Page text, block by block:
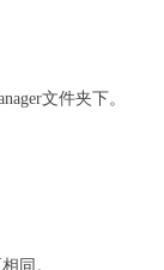
文件夹下。
同。